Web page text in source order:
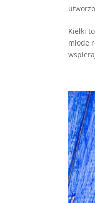
Kiełki
młode